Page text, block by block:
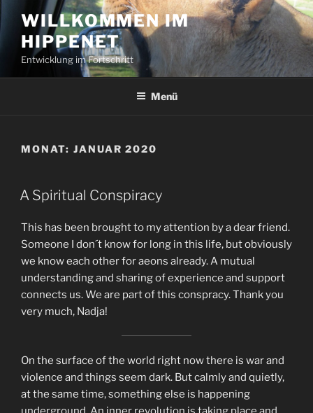
Inhalt
springen
WILLKOMMEN IM
HIPPENET
Entwicklung im Fortschritt
Menü
MONAT: JANUAR 2020
VERÖFFENTLICHT
AM
A Spiritual Conspiracy
This has been brought to my attention by a dear friend.
Someone I don´t know for long in this life, but obviously
we know each other for aeons already. A mutual
understanding and sharing of experience and support
connects us. We are part of this conspracy. Thank you
very much, Nadja!
On the surface of the world right now there is war and
violence and things seem dark. But calmly and quietly,
at the same time, something else is happening